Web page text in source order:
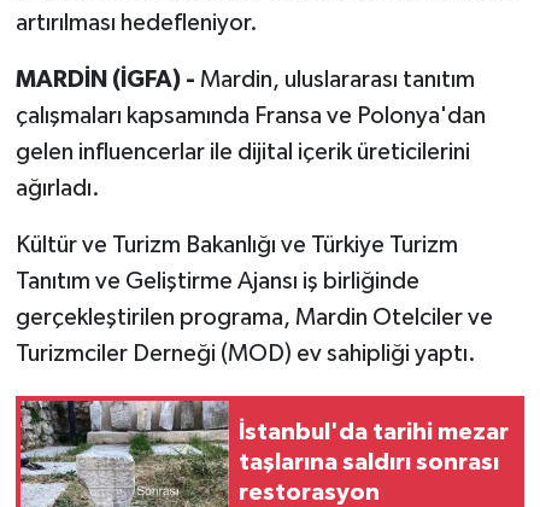
artırılması hedefleniyor.
MARDİN (İGFA) - Mardin, uluslararası tanıtım
çalışmaları kapsamında Fransa ve Polonya'dan
gelen influencerlar ile dijital içerik üreticilerini
ağırladı.
Kültür ve Turizm Bakanlığı ve Türkiye Turizm
Tanıtım ve Geliştirme Ajansı iş birliğinde
gerçekleştirilen programa, Mardin Otelciler ve
Turizmciler Derneği (MOD) ev sahipliği yaptı.
İstanbul'da tarihi mezar
taşlarına saldırı sonrası
restorasyon